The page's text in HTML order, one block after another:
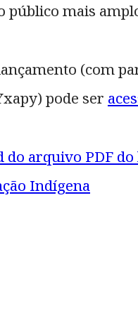
público mais
(com
pode ser
do arquivo PDF
Indígena